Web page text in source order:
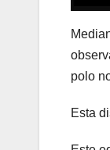
polo
Esta